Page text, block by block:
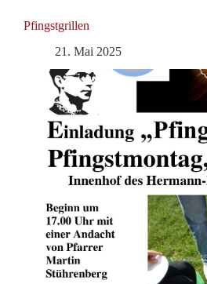
Pfingstgrillen
21. Mai 2025